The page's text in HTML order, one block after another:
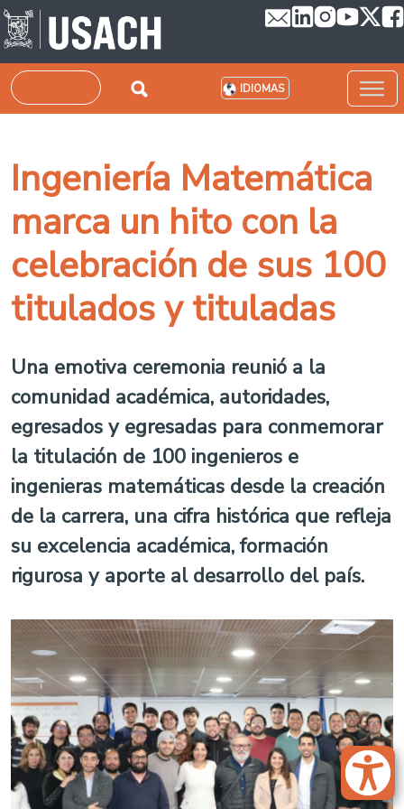
Pasar al contenido principal
Buscar IDIOMAS
Ingeniería Matemática
marca un hito con la
celebración de sus 100
titulados y tituladas
Una emotiva ceremonia reunió a la
comunidad académica, autoridades,
egresados y egresadas para conmemorar
la titulación de 100 ingenieros e
ingenieras matemáticas desde la creación
de la carrera, una cifra histórica que refleja
su excelencia académica, formación
rigurosa y aporte al desarrollo del país.